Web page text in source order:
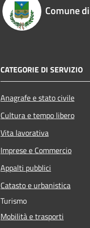
Comune
CATEGORIE DI SERVIZIO
Anagrafe e stato civile
Cultura e tempo libero
Vita lavorativa
Imprese e Commercio
Appalti pubblici
Catasto e urbanistica
Turismo
Mobilità e trasporti